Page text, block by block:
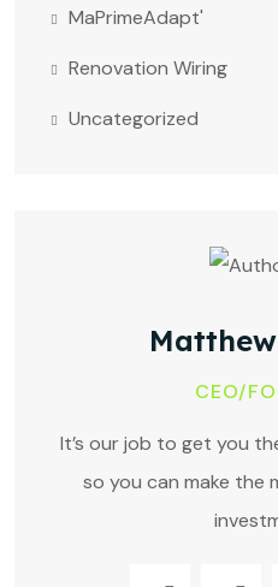
MaPrimeAdapt'
Renovation Wiring
Uncategorized
CEO/
It’s our job to get you
so you can make the